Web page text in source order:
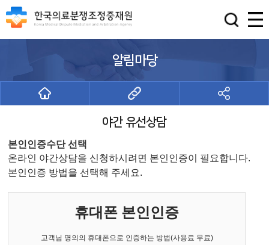
알림마당
야간 유선상담
본인인증수단 선택
온라인 야간상담을 신청하시려면 본인인증이 필요합니다.
본인인증 방법을 선택해 주세요.
휴대폰 본인인증
고객님 명의의 휴대폰으로 인증하는 방법(사용료 무료)